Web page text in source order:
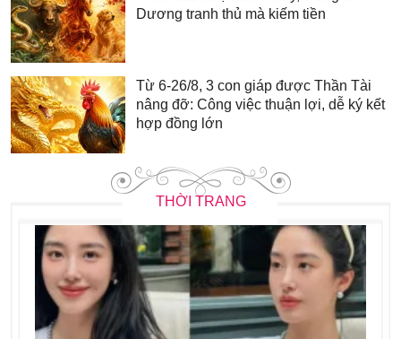
Dương tranh thủ mà kiếm tiền
Từ 6-26/8, 3 con giáp được Thần Tài
nâng đỡ: Công việc thuận lợi, dễ ký kết
hợp đồng lớn
THỜI TRANG